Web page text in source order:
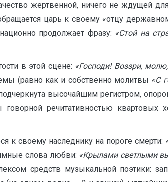
жертвенной, ничего не ждущей
царь к своему «отцу
продолжает фразу: «Стой на
в этой сцене: «Господи! Воззри,
(равно как и собственно молитвы «С
высочайшим регистром,
речитативностью квартовых
к своему наследнику на пороге смерти:
слова любви: «Крылами светлыми
средств музыкальной поэтики: